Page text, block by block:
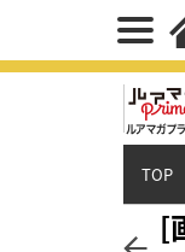
TOP
[